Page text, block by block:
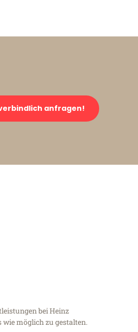
anfragen!
bei Heinz
wie möglich zu gestalten.